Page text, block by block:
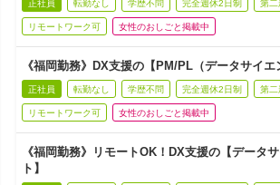
正社員 転勤なし 学歴不問 完全週休2日制 第二
リモートワーク可 女性のおしごと掲載中
《福岡勤務》DX支援の【PM/PL（データサイエ
正社員 転勤なし 学歴不問 完全週休2日制 第二
リモートワーク可 女性のおしごと掲載中
《福岡勤務》リモートOK！DX支援の【データ
ト】